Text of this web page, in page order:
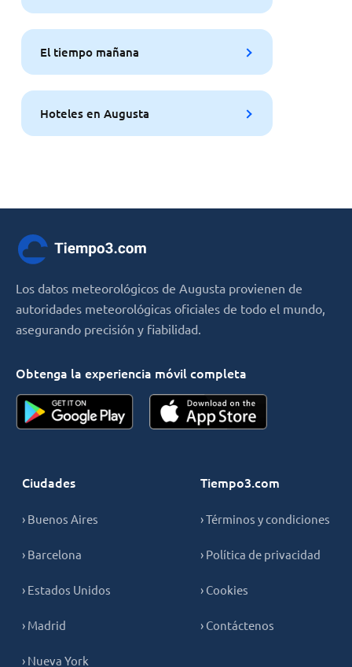
El tiempo mañana
Hoteles en Augusta
Los datos meteorológicos de Augusta provienen de
autoridades meteorológicas oficiales de todo el mundo,
asegurando precisión y fiabilidad.
Obtenga la experiencia móvil completa
Ciudades
› Buenos Aires
› Barcelona
› Estados Unidos
› Madrid
› Nueva York
Tiempo3.com
› Términos y condiciones
› Política de privacidad
› Cookies
› Contáctenos